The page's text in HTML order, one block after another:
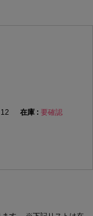
要確認